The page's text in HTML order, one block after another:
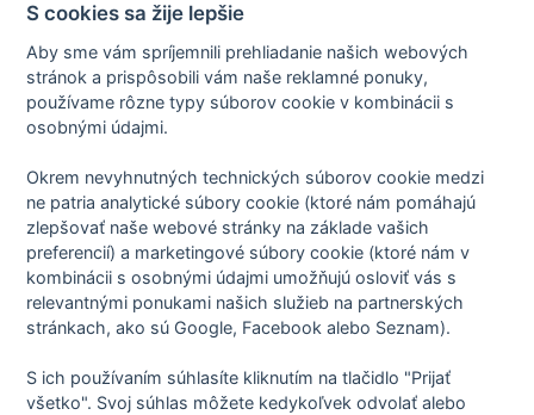
Bezproblémový zákrok,perfektní domluva
Preložiť túto recenziu!
You're
on
page
/ 2
Zásady spracovania osobných údajov
Zmluvné podmienky
O nás
S cookies sa žije lepšie
Aby sme vám spríjemnili prehliadanie našich webových
stránok a prispôsobili vám naše reklamné ponuky,
používame rôzne typy súborov cookie v kombinácii s
osobnými údajmi.
Okrem nevyhnutných technických súborov cookie medzi
ne patria analytické súbory cookie (ktoré nám pomáhajú
zlepšovať naše webové stránky na základe vašich
preferencií) a marketingové súbory cookie (ktoré nám v
kombinácii s osobnými údajmi umožňujú osloviť vás s
relevantnými ponukami našich služieb na partnerských
stránkach, ako sú Google, Facebook alebo Seznam).
S ich používaním súhlasíte kliknutím na tlačidlo "Prijať
všetko". Svoj súhlas môžete kedykoľvek odvolať alebo